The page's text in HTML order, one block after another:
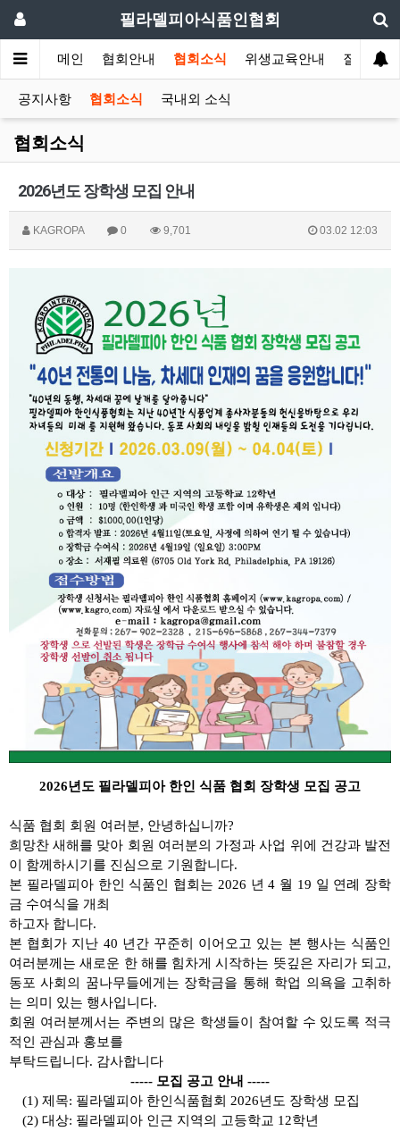
필라델피아식품인협회
메인 협회안내 협회소식 위생교육안내 질의답변
공지사항 협회소식 국내외 소식
협회소식
2026년도 장학생 모집 안내
KAGROPA 0 9,701 03.02 12:03
2026년도 필라델피아 한인 식품 협회 장학생 모집 공고
식품 협회 회원 여러분, 안녕하십니까?
희망찬 새해를 맞아 회원 여러분의 가정과 사업 위에 건강과 발전
이 함께하시기를 진심으로 기원합니다.
본 필라델피아 한인 식품인 협회는 2026 년4 월 19 일 연례 장학
금 수여식을 개최
하고자 합니다.
본 협회가 지난 40 년간 꾸준히 이어오고 있는 본 행사는 식품인
여러분께는 새로운 한 해를 힘차게 시작하는 뜻깊은 자리가 되고,
동포 사회의 꿈나무들에게는 장학금을 통해 학업 의욕을 고취하
는 의미 있는 행사입니다.
회원 여러분께서는 주변의 많은 학생들이 참여할 수 있도록 적극
적인 관심과 홍보를
부탁드립니다. 감사합니다
----- 모집 공고 안내 -----
(1) 제목: 필라델피아 한인식품협회 2026년도 장학생 모집
(2) 대상: 필라델피아 인근 지역의 고등학교 12학년